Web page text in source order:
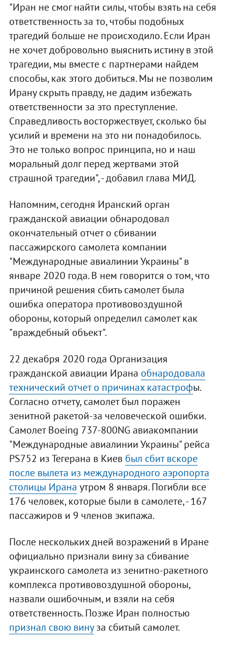
"Иран не смог найти силы, чтобы взять на себя
ответственность за то, чтобы подобных
трагедий больше не происходило. Если Иран
не хочет добровольно выяснить истину в этой
трагедии, мы вместе с партнерами найдем
способы, как этого добиться. Мы не позволим
Ирану скрыть правду, не дадим избежать
ответственности за это преступление.
Справедливость восторжествует, сколько бы
усилий и времени на это ни понадобилось.
Это не только вопрос принципа, но и наш
моральный долг перед жертвами этой
страшной трагедии", - добавил глава МИД.
Напомним, сегодня Иранский орган
гражданской авиации обнародовал
окончательный отчет о сбивании
пассажирского самолета компании
"Международные авиалинии Украины" в
январе 2020 года. В нем говорится о том, что
причиной решения сбить самолет была
ошибка оператора противовоздушной
обороны, который определил самолет как
"враждебный объект".
22 декабря 2020 года Организация
гражданской авиации Ирана обнародовала
технический отчет о причинах катастрофы.
Согласно отчету, самолет был поражен
зенитной ракетой-за человеческой ошибки.
Самолет Boeing 737-800NG авиакомпании
"Международные авиалинии Украины" рейса
PS752 из Тегерана в Киев был сбит вскоре
после вылета из международного аэропорта
столицы Ирана утром 8 января. Погибли все
176 человек, которые были в самолете, - 167
пассажиров и 9 членов экипажа.
После нескольких дней возражений в Иране
официально признали вину за сбивание
украинского самолета из зенитно-ракетного
комплекса противовоздушной обороны,
назвали ошибочным, и взяли на себя
ответственность. Позже Иран полностью
признал свою винуза сбитый самолет.